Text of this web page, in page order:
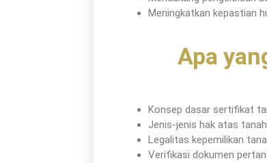
Meningkatkan kepastian
Apa
Konsep dasar sertifikat
Jenis-jenis hak atas
Legalitas kepemilikan
Verifikasi dokumen
Tentang Kami